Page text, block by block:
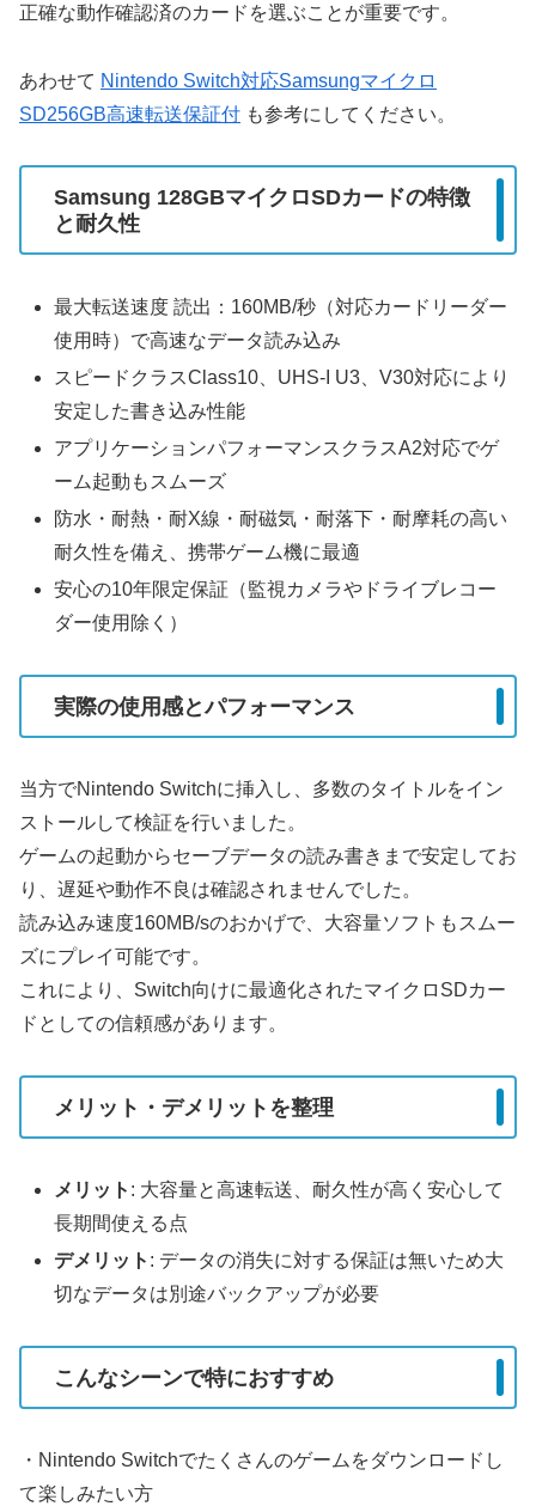
正確な動作確認済のカードを選ぶことが重要です。
あわせて Nintendo Switch対応Samsungマイクロ
SD256GB高速転送保証付 も参考にしてください。
Samsung 128GBマイクロSDカードの特徴
と耐久性
最大転送速度 読出：160MB/秒（対応カードリーダー
使用時）で高速なデータ読み込み
スピードクラスClass10、UHS-I U3、V30対応により
安定した書き込み性能
アプリケーションパフォーマンスクラスA2対応でゲ
ーム起動もスムーズ
防水・耐熱・耐X線・耐磁気・耐落下・耐摩耗の高い
耐久性を備え、携帯ゲーム機に最適
安心の10年限定保証（監視カメラやドライブレコー
ダー使用除く）
実際の使用感とパフォーマンス
当方でNintendo Switchに挿入し、多数のタイトルをイン
ストールして検証を行いました。
ゲームの起動からセーブデータの読み書きまで安定してお
り、遅延や動作不良は確認されませんでした。
読み込み速度160MB/sのおかげで、大容量ソフトもスムー
ズにプレイ可能です。
これにより、Switch向けに最適化されたマイクロSDカー
ドとしての信頼感があります。
メリット・デメリットを整理
メリット : 大容量と高速転送、耐久性が高く安心して
長期間使える点
デメリット : データの消失に対する保証は無いため大
切なデータは別途バックアップが必要
こんなシーンで特におすすめ
・Nintendo Switchでたくさんのゲームをダウンロードし
て楽しみたい方